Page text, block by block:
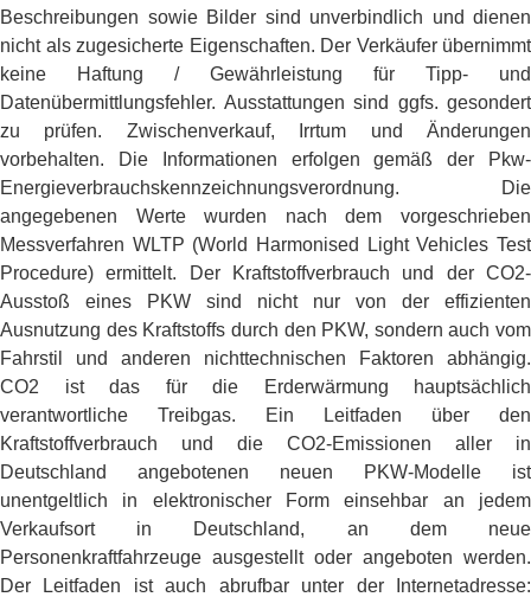
Beschreibungen sowie Bilder sind unverbindlich und dienen
nicht als zugesicherte Eigenschaften. Der Verkäufer übernimmt
keine Haftung / Gewährleistung für Tipp- und
Datenübermittlungsfehler. Ausstattungen sind ggfs. gesondert
zu prüfen. Zwischenverkauf, Irrtum und Änderungen
vorbehalten. Die Informationen erfolgen gemäß der Pkw-
Energieverbrauchskennzeichnungsverordnung. Die
angegebenen Werte wurden nach dem vorgeschrieben
Messverfahren WLTP (World Harmonised Light Vehicles Test
Procedure) ermittelt. Der Kraftstoffverbrauch und der CO2-
Ausstoß eines PKW sind nicht nur von der effizienten
Ausnutzung des Kraftstoffs durch den PKW, sondern auch vom
Fahrstil und anderen nichttechnischen Faktoren abhängig.
CO2 ist das für die Erderwärmung hauptsächlich
verantwortliche Treibgas. Ein Leitfaden über den
Kraftstoffverbrauch und die CO2-Emissionen aller in
Deutschland angebotenen neuen PKW-Modelle ist
unentgeltlich in elektronischer Form einsehbar an jedem
Verkaufsort in Deutschland, an dem neue
Personenkraftfahrzeuge ausgestellt oder angeboten werden.
Der Leitfaden ist auch abrufbar unter der Internetadresse: